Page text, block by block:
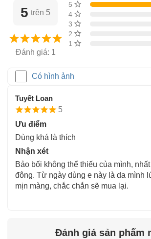
5 trên 5
Đánh giá: 1
5 sao
4 sao
3 sao
2 sao
1 sao
Có hình ảnh
Tuyết Loan
5
Ưu điểm
Dùng khá là thích
Nhận xét
Bảo bối không thể thiếu của mình,
đông. Từ ngày dùng e này là da mình
mịn màng, chắc chắn sẽ mua lại.
Đánh giá sản phẩm